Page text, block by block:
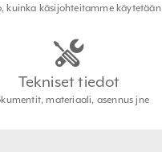
kuinka käsijohteitamme käytetään
Tekniset tiedot
materiaali, asennus jne